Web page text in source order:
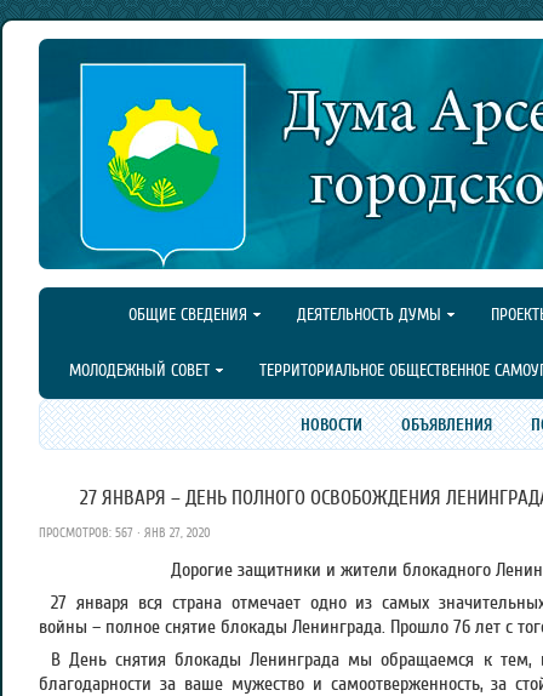
ОБЩИЕ СВЕДЕНИЯ ДЕЯТЕЛЬНОСТЬ ДУМЫ
МОЛОДЕЖНЫЙ СОВЕТ ТЕРРИТОРИАЛЬНОЕ ОБЩЕСТВЕННОЕ
НОВОСТИ ОБЪЯВЛЕНИЯ
27 ЯНВАРЯ – ДЕНЬ ПОЛНОГО ОСВОБОЖДЕНИЯ
ПРОСМОТРОВ: 567 · ЯНВ 27, 2020
Дорогие защитники и жители блокадного
27 января вся страна отмечает одно из самых
войны – полное снятие блокады Ленинграда. Прошло 76 лет с
В День снятия блокады Ленинграда мы обращаемся к тем,
благодарности за ваше мужество и самоотверженность, за